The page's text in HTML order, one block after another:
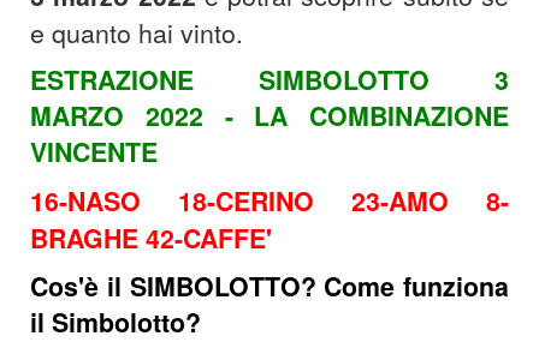
e quanto hai vinto.
ESTRAZIONE SIMBOLOTTO 3
MARZO 2022 - LA COMBINAZIONE
VINCENTE
16-NASO 18-CERINO 23-AMO 8-
BRAGHE 42-CAFFE'
Cos'è il SIMBOLOTTO? Come funziona
il Simbolotto?